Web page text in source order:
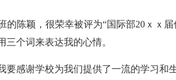
的陈颖，很荣幸被评为“国际部20ｘｘ
个词来表达我的心情。
要感谢学校为我们提供了一流的学习和